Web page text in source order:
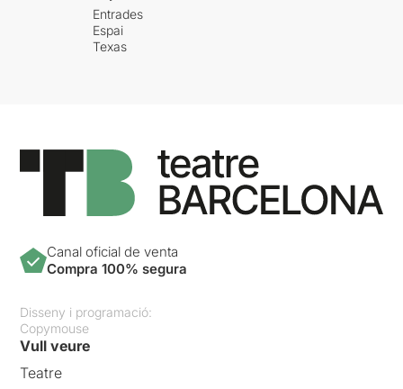
Entrades
Espai
Texas
Canal oficial de venta
Compra 100% segura
Disseny i programació:
Copymouse
Vull veure
Teatre